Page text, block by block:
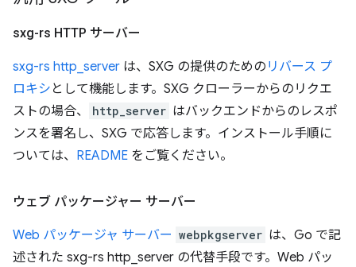
sxg-rs HTTP サーバー
sxg-rs http_server は、SXG の提供のための リバース プ
ロキシ として機能します。SXG クローラーからのリクエ
ストの場合、
http_server はバックエンドからのレスポ
ンスを署名し、SXG で応答します。インストール手順に
ついては、 README をご覧ください。
ウェブ パッケージャー サーバー
Web パッケージャ サーバー webpkgserver は、Go で記
述された sxg-rs http_server の代替手段です。Web パッ